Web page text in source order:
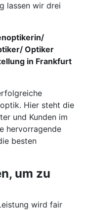
lassen wir drei
Optiker
in Frankfurt
Hier steht die
und Kunden im
hervorragende
besten
um zu
wird fair